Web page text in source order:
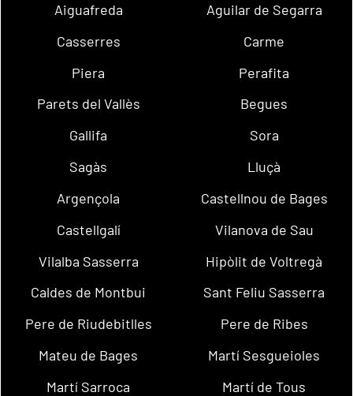
Aiguafreda
Aguilar de Segarra
Casserres
Carme
Piera
Perafita
Parets del Vallès
Begues
Gallifa
Sora
Sagàs
Lluçà
Argençola
Castellnou de Bages
Castellgalí
Vilanova de Sau
Vilalba Sasserra
Hipòlit de Voltregà
Caldes de Montbui
Sant Feliu Sasserra
Pere de Riudebitlles
Pere de Ribes
Mateu de Bages
Martí Sesgueioles
Martí Sarroca
Martí de Tous